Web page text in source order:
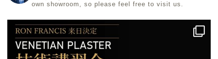
own showroom, so please feel free to visit us.